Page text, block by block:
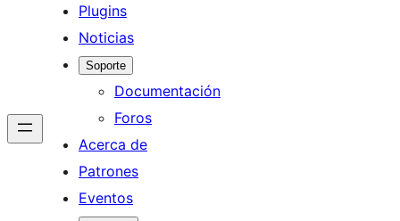
Plugins
Noticias
Soporte
Documentación
Foros
Acerca de
Patrones
Eventos